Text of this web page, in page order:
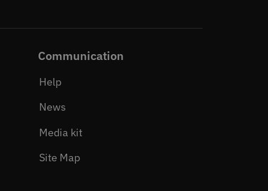
Communication
Help
News
Media kit
Site Map